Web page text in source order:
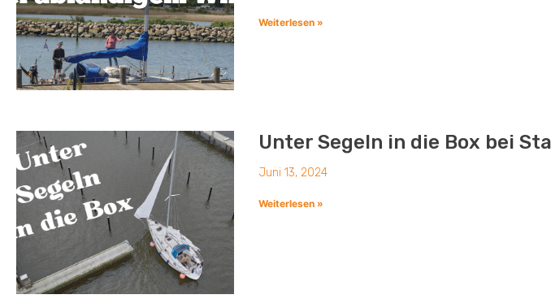
Weiterlesen »
Unter Segeln in die Box bei
Juni 13, 2024
Weiterlesen »